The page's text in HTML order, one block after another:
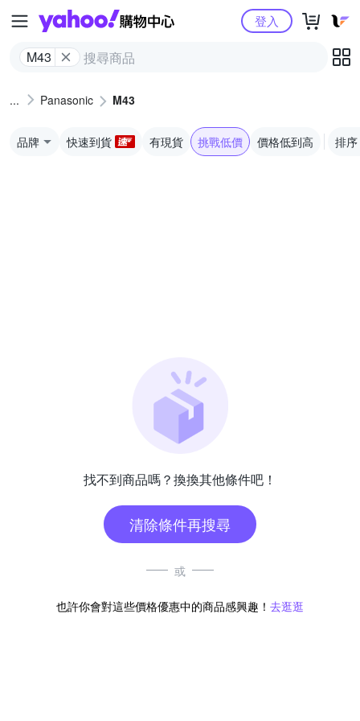
Yahoo購物中心
M43
登入
Panasonic M43
品牌 快速到貨 有現貨 挑戰低價 價格低到高 排序
找不到商品嗎？換換其他條件吧！
清除條件再搜尋
或
也許你會對這些價格優惠中的商品感興趣！ 去逛逛